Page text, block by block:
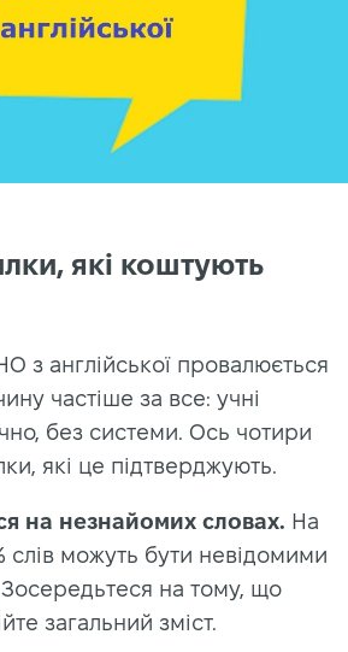
які коштують
з англійської провалюється
частіше за все: учні
без системи. Ось чотири
які це підтверджують.
на незнайомих словах. На
слів можуть бути невідомими
на тому, що
загальний зміст.